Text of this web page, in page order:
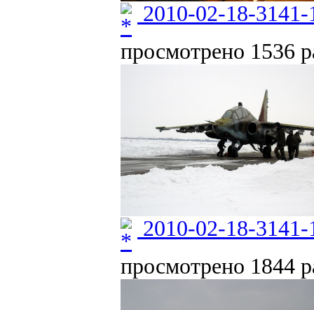
2010-02-18-
просмотрено 1536
2010-02-18-
просмотрено 1844